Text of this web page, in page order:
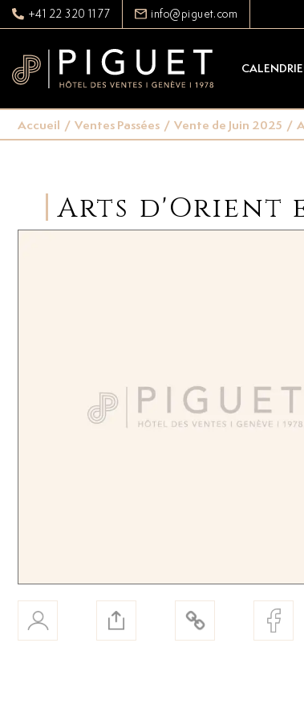
+41 22 320 11 77 info@piguet.com
Accueil / Ventes Passées / Vente de Juin 2025 /
Arts d'Orient